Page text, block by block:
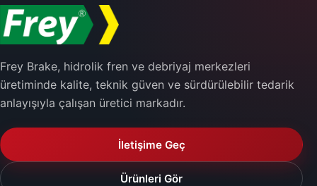
Frey Brake, hidrolik fren ve debriyaj merkezleri
üretiminde kalite, teknik güven ve sürdürülebilir tedarik
anlayışıyla çalışan üretici markadır.
İletişime Geç
Ürünleri Gör